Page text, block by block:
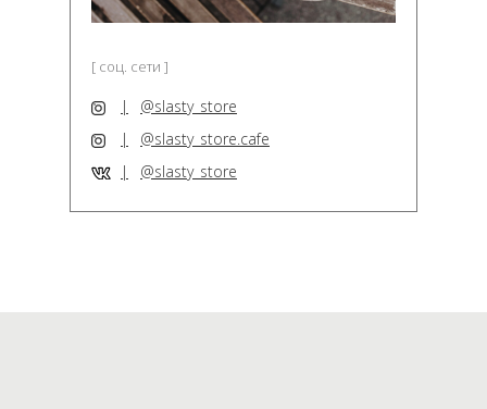
@slasty_store
|
@slasty_store
|
[ соц. сети ]
@slasty_store.cafe
|